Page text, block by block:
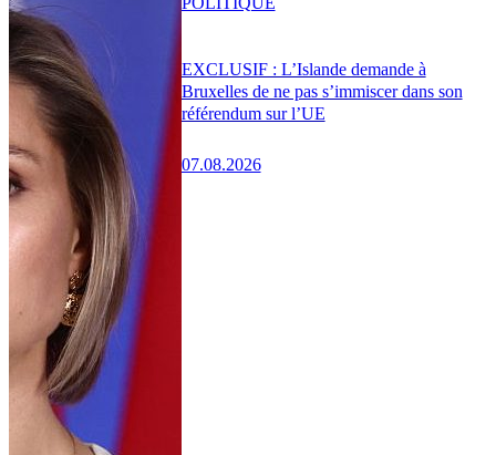
EXCLUSIF : L’Islande demande à
Bruxelles de ne pas s’immiscer dans son
référendum sur l’UE
07.08.2026